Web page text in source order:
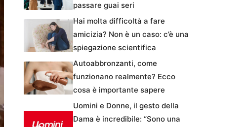
passare guai seri
Hai molta difficoltà a fare
amicizia? Non è un caso: c’è una
spiegazione scientifica
Autoabbronzanti, come
funzionano realmente? Ecco
cosa è importante sapere
Uomini e Donne, il gesto della
Dama è incredibile: “Sono una